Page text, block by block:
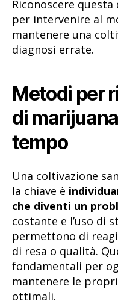
Riconoscere
per intervenire al
mantenere una
diagnosi errate.
Metodi per
di
tempo
Una coltivazione
la chiave è
che diventi un
costante e l’uso di
permettono di
di resa o qualità.
fondamentali per
mantenere le
ottimali.